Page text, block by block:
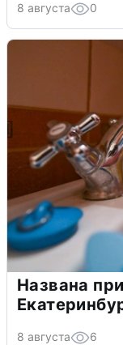
8 августа 0
Названа
8 августа 6